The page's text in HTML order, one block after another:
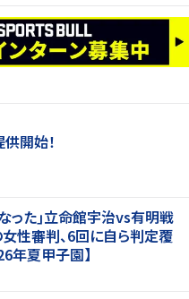
開始！
った｣立命館宇治vs有明戦
性審判、6回に自ら判定覆
年夏甲子園】